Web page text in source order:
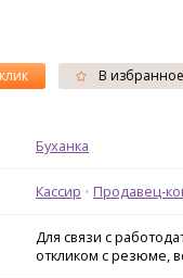
В избранное
Буханка
Кассир Продавец-
Для связи с
откликом с резюме,